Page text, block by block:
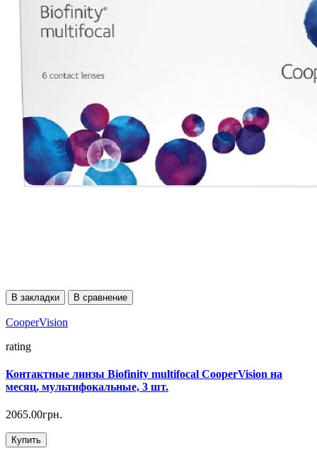
В закладки В сравнение
CooperVision
rating
Контактные линзы Biofinity multifocal CooperVision на
месяц, мультифокальные, 3 шт.
2065.00грн.
Купить